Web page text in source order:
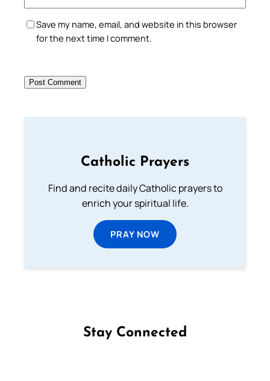
Save my name, email, and website in this browser
for the next time I comment.
Catholic Prayers
Find and recite daily Catholic prayers to
enrich your spiritual life.
PRAY NOW
Stay Connected